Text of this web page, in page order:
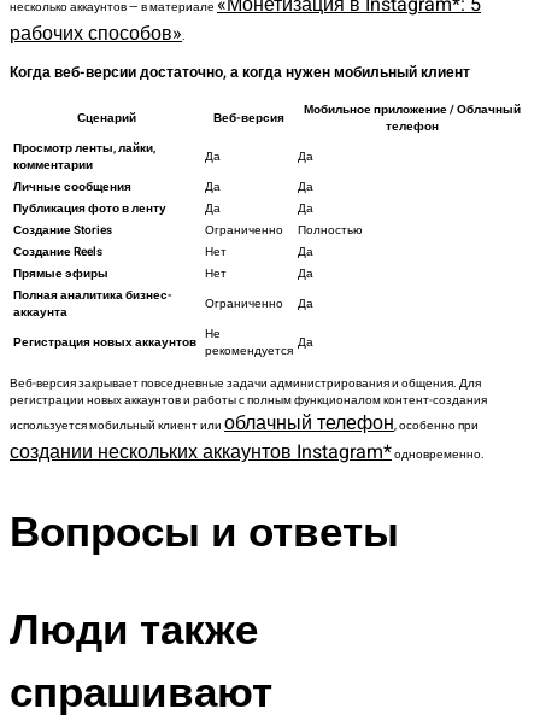
несколько аккаунтов — в материале
рабочих способов».
Когда веб-версии достаточно, а когда нужен мобильный клиент
Сценарий Веб-версия
Мобильное приложение / Облачный
телефон
Просмотр ленты, лайки,
комментарии
Да
Да
Личные сообщения
Да
Да
Публикация фото в ленту
Да
Да
Создание Stories
Ограниченно
Полностью
Создание Reels
Нет
Да
Прямые эфиры
Нет
Да
Полная аналитика бизнес-
аккаунта
Ограниченно Да
Регистрация новых аккаунтов Не
рекомендуется Да
Веб-версия закрывает повседневные задачи администрирования и общения. Для
регистрации новых аккаунтов и работы с полным функционалом контент-создания
используется мобильный клиент или облачный телефон, особенно при
создании нескольких аккаунтов Instagram*одновременно.
Вопросы и ответы
Люди также
спрашивают